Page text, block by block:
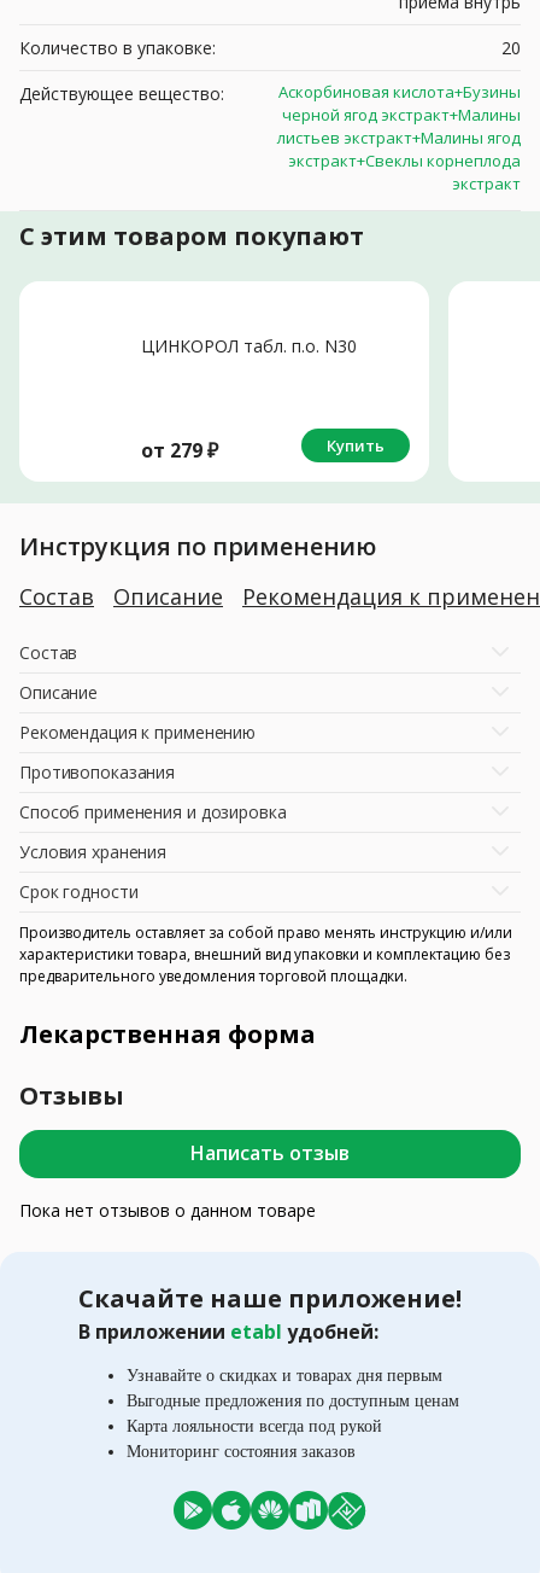
Количество в упаковке:
20
Действующее вещество:
Аскорбиновая кислота+Бузины
черной ягод экстракт+Малины
листьев экстракт+Малины ягод
экстракт+Свеклы корнеплода
экстракт
С этим товаром покупают
ЦИНКОРОЛ табл. п.о. N30
от 279₽ Купить
Инструкция по применению
Состав Описание Рекомендация к
Состав
Описание
Рекомендация к применению
Противопоказания
Способ применения и дозировка
Условия хранения
Срок годности
Производитель оставляет за собой право менять инструкцию и/или
характеристики товара, внешний вид упаковки и комплектацию без
предварительного уведомления торговой площадки.
Лекарственная форма
Отзывы
Написать отзыв
Пока нет отзывов о данном товаре
Скачайте наше приложение!
В приложении etabl удобней:
Узнавайте о скидках и товарах дня первым
Выгодные предложения по доступным ценам
Карта лояльности всегда под рукой
Мониторинг состояния заказов